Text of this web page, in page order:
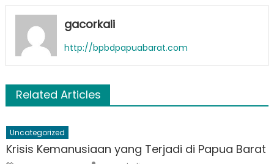
gacorkali
http://bpbdpapuabarat.com
Related Articles
Uncategorized
Krisis Kemanusiaan yang Terjadi di Papua Barat